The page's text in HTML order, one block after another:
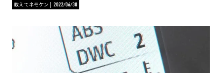
教えてネモケン
2022/06/30